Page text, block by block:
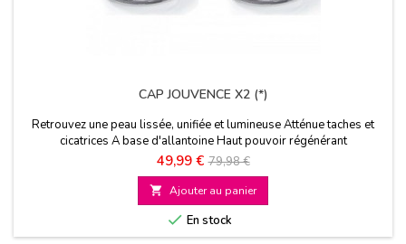
CAP JOUVENCE X2 (*)
Retrouvez une peau lissée, unifiée et lumineuse Atténue taches et
cicatrices A base d'allantoine Haut pouvoir régénérant
Prix
49,99 € Prix
de
base
79,98 €
 Ajouter au panier
 En stock